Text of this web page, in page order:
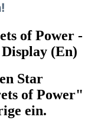
of Power -
(En)
Star
of Power"
ein.